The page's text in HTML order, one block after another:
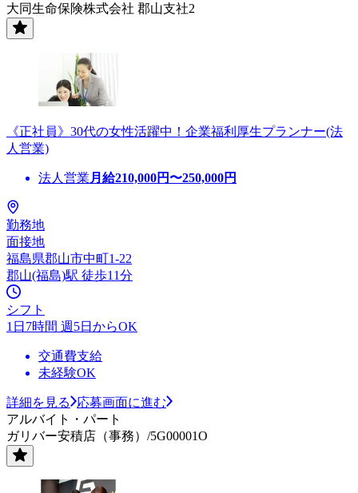
大同生命保険株式会社 郡山支社2
《正社員》30代の女性活躍中！企業福利厚生プランナー(法
人営業)
法人営業 月給210,000円〜250,000円
勤務地
面接地
福島県郡山市中町1-22
郡山(福島)駅 徒歩11分
シフト
1日7時間 週5日からOK
交通費支給
未経験OK
詳細を見る
応募画面に進む
アルバイト・パート
ガリバー安積店（事務）/5G00001O